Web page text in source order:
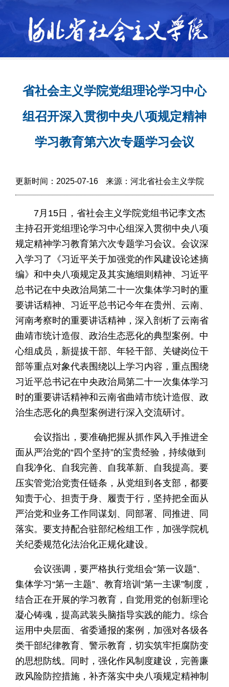
省社会主义学院党组理论学习中心
组召开深入贯彻中央八项规定精神
学习教育第六次专题学习会议
更新时间：2025-07-16 来源：河北省社会主义学院
7月15日，省社会主义学院党组书记李文杰
主持召开党组理论学习中心组深入贯彻中央八项
规定精神学习教育第六次专题学习会议。会议深
入学习了《习近平关于加强党的作风建设论述摘
编》和中央八项规定及其实施细则精神、习近平
总书记在中央政治局第二十一次集体学习时的重
要讲话精神、习近平总书记今年在贵州、云南、
河南考察时的重要讲话精神，深入剖析了云南省
曲靖市统计造假、政治生态恶化的典型案例。中
心组成员，新提拔干部、年轻干部、关键岗位干
部等重点对象代表围绕以上学习内容，重点围绕
习近平总书记在中央政治局第二十一次集体学习
时的重要讲话精神和云南省曲靖市统计造假、政
治生态恶化的典型案例进行深入交流研讨。
会议指出，要准确把握从抓作风入手推进全
面从严治党的“四个坚持”的宝贵经验，持续做到
自我净化、自我完善、自我革新、自我提高。要
压实管党治党责任链条，从党组到各支部，都要
知责于心、担责于身、履责于行，坚持把全面从
严治党和业务工作同谋划、同部署、同推进、同
落实。要支持配合驻部纪检组工作，加强学院机
关纪委规范化法治化正规化建设。
会议强调，要严格执行党组会“第一议题”、
集体学习“第一主题”、教育培训“第一主课”制度，
结合正在开展的学习教育，自觉用党的创新理论
凝心铸魂，提高武装头脑指导实践的能力。综合
运用中央层面、省委通报的案例，加强对各级各
类干部纪律教育、警示教育，切实筑牢拒腐防变
的思想防线。同时，强化作风制度建设，完善廉
政风险防控措施，补齐落实中央八项规定精神制